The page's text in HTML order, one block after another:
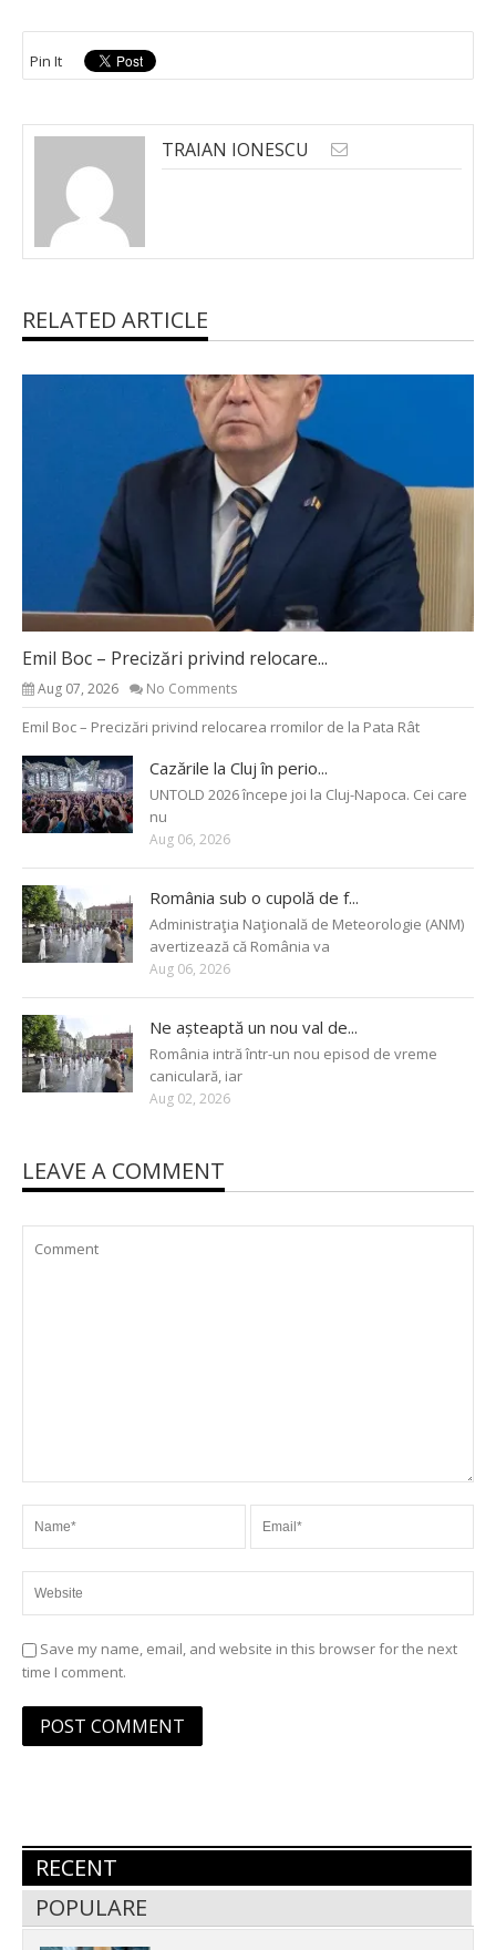
Pin It
TRAIAN IONESCU
RELATED ARTICLE
Emil Boc – Precizări privind relocare...
Aug 07, 2026 No Comments
Emil Boc – Precizări privind relocarea rromilor de la Pata Rât
Cazările la Cluj în perio...
UNTOLD 2026 începe joi la Cluj-Napoca. Cei care
nu
Aug 06, 2026
România sub o cupolă de f...
Administraţia Naţională de Meteorologie (ANM)
avertizează că România va
Aug 06, 2026
Ne așteaptă un nou val de...
România intră într-un nou episod de vreme
caniculară, iar
Aug 02, 2026
LEAVE A COMMENT
Save my name, email, and website in this browser for the next
time I comment.
RECENT
POPULARE